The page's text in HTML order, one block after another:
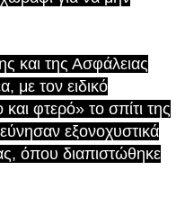
και της Ασφάλειας
με τον ειδικό
φτερό» το σπίτι της
εξονοχυστικά
όπου διαπιστώθηκε